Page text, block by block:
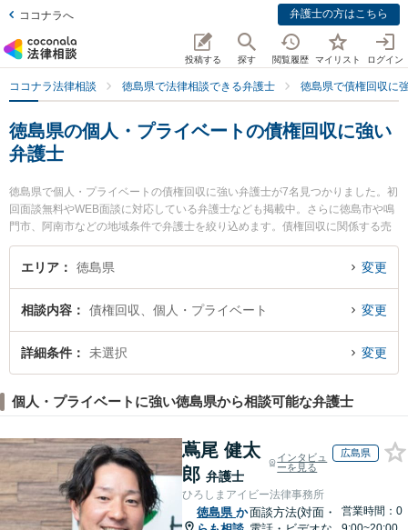
ココナラへ 弁護士の方はこちら
投稿する 探す 閲覧履歴 マイリスト ログイン
ココナラ法律相談 徳島県で法律相談できる弁護士 徳島県で債権回収に
徳島県の個人・プライベートの債権回収に強い
弁護士
徳島県で個人・プライベートの債権回収に強い弁護士が7名見つかりました。初
回面談無料やWEB面談に対応している弁護士なども掲載中。さらに徳島市や鳴
門市、阿南市などの地域条件で弁護士を絞り込めます。債権回収に関係する売
掛金回収や債権回収代行、債権の時効中断等の細かな分野での絞り込み検索も
でき便利です。特に戸田コンサルティング法律事務所の戸田 順也弁護士やおい
や夜間に発生した個人・プライベートの債権回収のトラブルを今すぐに弁護士
に相談したい』『個人・プライベートの債権回収のトラブル解決の実績豊富な
近くの弁護士を検索したい』『初回相談無料で個人・プライベートの債権回収
エリア 徳島県 変更
相談内容 債権回収、個人・プライベート 変更
詳細条件 未選択 変更
個人・プライベートに強い徳島県から相談可能な弁護士
蔦尾 健太
郎 弁護士
インタビュ
ーを見る
広島県
ひろしまアイビー法律事務所
徳島県 か面談方法(対面・
営業時間：0